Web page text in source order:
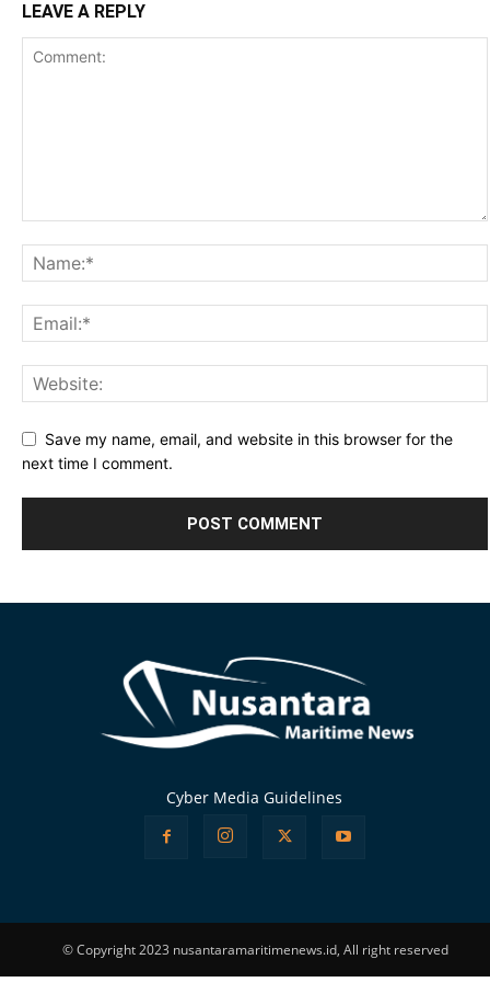
LEAVE A REPLY
Save my name, email, and website in this browser for the
next time I comment.
Cyber Media Guidelines
© Copyright 2023 nusantaramaritimenews.id, All right reserved